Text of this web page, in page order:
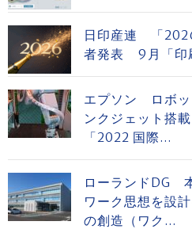
日印産連 「
者発表 9月「印
エプソン ロボッ
ンクジェット搭
「2022 国際...
ローランドDG
ワーク思想を設
の創造（ワク...